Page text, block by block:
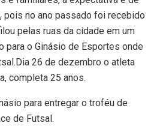
pois no ano passado foi recebido
pelas ruas da cidade em um
para o Ginásio de Esportes onde
26 de dezembro o atleta
completa 25 anos.
para entregar o troféu de
de Futsal.